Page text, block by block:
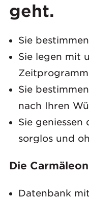
geht.
Sie
Sie legen mit
Sie
nach Ihren
Sie geniessen
sorglos und
Die
Datenbank